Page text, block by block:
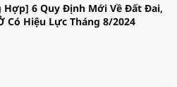
Hợp] 6 Quy Định Mới Về Đất Đai,
Có Hiệu Lực Tháng 8/2024